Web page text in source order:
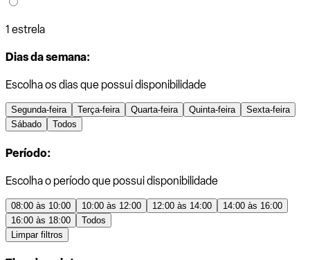
1 estrela
Dias da semana:
Escolha os dias que possui disponibilidade
Segunda-feira Terça-feira Quarta-feira Quinta-feira
Sexta-feira
Sábado
Todos
Período:
Escolha o período que possui disponibilidade
08:00 às 10:00 10:00 às 12:00 12:00 às 14:00
14:00 às 16:00
16:00 às 18:00
Todos
Limpar filtros